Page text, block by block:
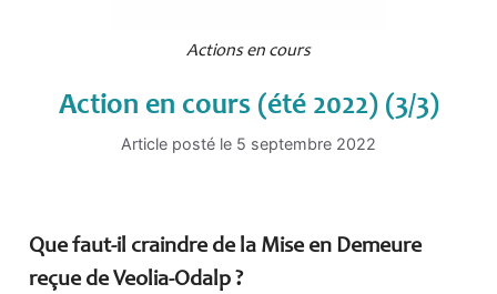
Actions en cours
Action en cours (été 2022) (3/3)
Article posté le 5 septembre 2022
Que faut-il craindre de la Mise en Demeure
reçue de Veolia-Odalp ?